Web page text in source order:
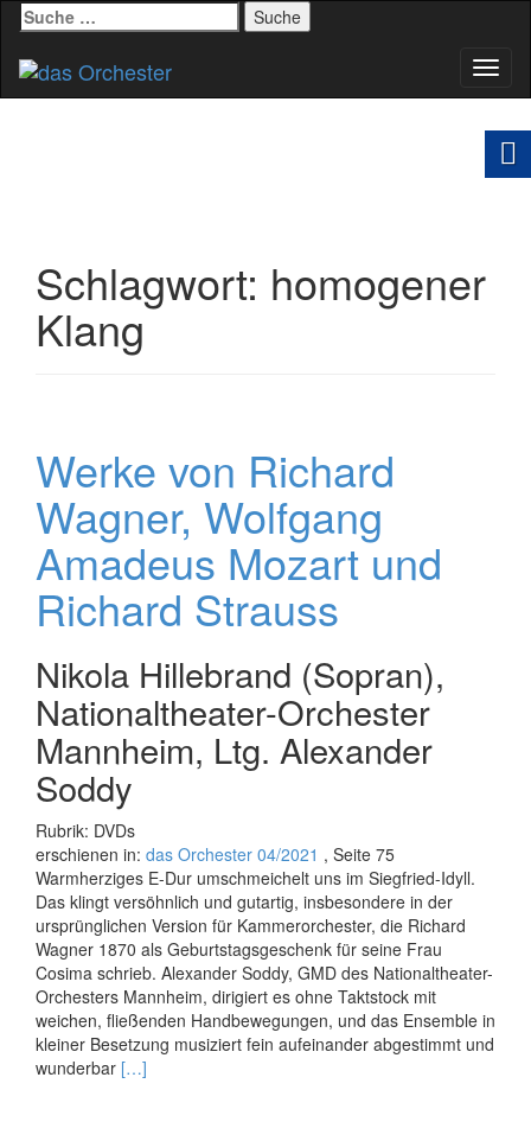
Suche
nach:
Schlagwort: homogener
Klang
Werke von Richard
Wagner, Wolfgang
Amadeus Mozart und
Richard Strauss
Nikola Hillebrand (Sopran),
Nationaltheater-Orchester
Mannheim, Ltg. Alexander
Soddy
Rubrik: DVDs
erschienen in: das Orchester 04/2021 , Seite 75
Warmherziges E-Dur umschmeichelt uns im Siegfried-Idyll.
Das klingt versöhnlich und gutartig, insbesondere in der
ursprünglichen Version für Kammerorchester, die Richard
Wagner 1870 als Geburtstagsgeschenk für seine Frau
Cosima schrieb. Alexander Soddy, GMD des Nationaltheater-
Orchesters Mannheim, dirigiert es ohne Taktstock mit
weichen, fließenden Handbewegungen, und das Ensemble in
kleiner Besetzung musiziert fein aufeinander abgestimmt und
wunderbar Read
[…]